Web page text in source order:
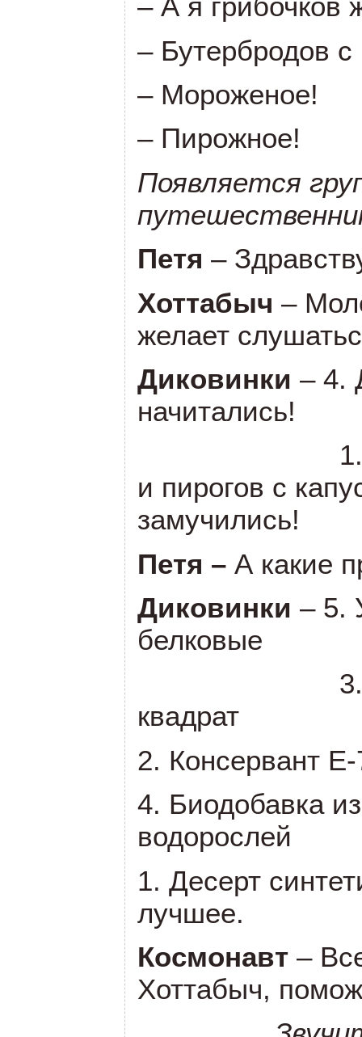
– Бутербродов
– Мороженое!
– Пирожное!
Появляется
Петя –
Хоттабыч –
желает
Диковинки – 4.
начитались!
и пирогов с
замучились!
Петя – А какие
Диковинки – 5.
белковые
квадрат
2. Консервант
4. Биодобавка
водорослей
1. Десерт
лучшее.
Космонавт –
Хоттабыч,